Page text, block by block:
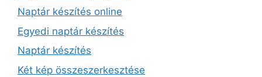
Naptár készítés online
Egyedi naptár készítés
Naptár készítés
Két kép összeszerkesztése